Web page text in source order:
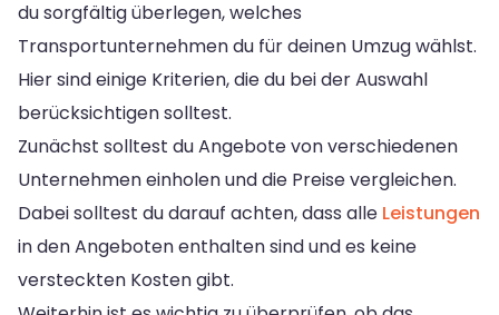
du sorgfältig überlegen, welches
Transportunternehmen du für deinen Umzug wählst.
Hier sind einige Kriterien, die du bei der Auswahl
berücksichtigen solltest.
Zunächst solltest du Angebote von verschiedenen
Unternehmen einholen und die Preise vergleichen.
Dabei solltest du darauf achten, dass alle Leistungen
in den Angeboten enthalten sind und es keine
versteckten Kosten gibt.